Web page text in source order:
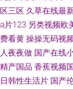
区三区 久草在线最
a片123 另类视频欧
费看黄 操操无码视
人夜夜做 国产在线
精产国品 香蕉视频
日韩性生活片 国产